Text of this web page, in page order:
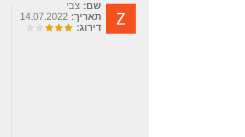
שם: צבי
תאריך: 14.07.2022
דירוג: